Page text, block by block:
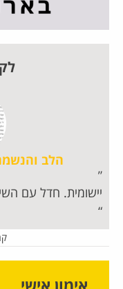
הלב
יישומית. חדל עם